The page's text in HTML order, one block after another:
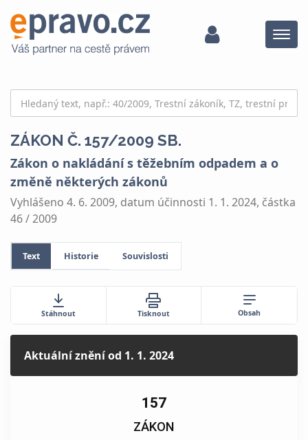
Menu
ZÁKON Č. 157/2009 SB.
Zákon o nakládání s těžebním odpadem a o
změně některých zákonů
Vyhlášeno 4. 6. 2009, datum účinnosti 1. 1. 2024, částka
46 / 2009
Text Historie Souvislosti
Stáhnout Tisknout Obsah
Aktuální zněníod 1. 1. 2024
157
ZÁKON